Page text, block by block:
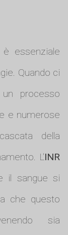
è essenziale
Quando ci
processo
e numerose
della
L'INR
il sangue si
che questo
sia